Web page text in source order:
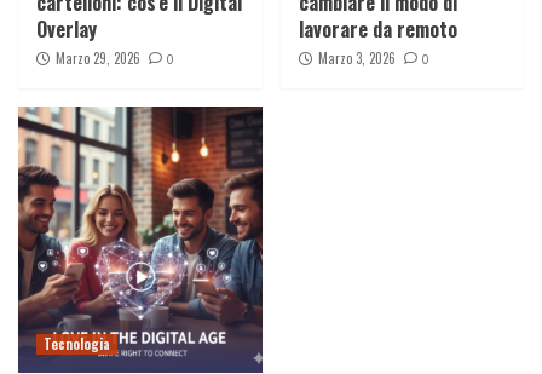
Overlay
Marzo 29, 2026 0
lavorare da remoto
Marzo 3, 2026 0
Tecnologia